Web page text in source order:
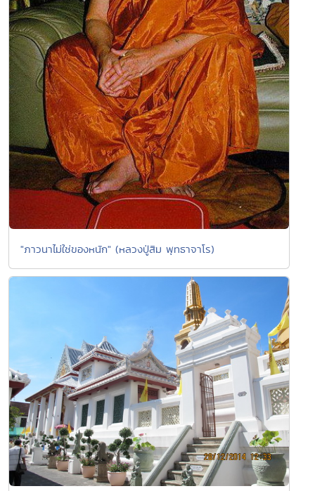
"ภาวนาไม่ใช่ของหนัก" (หลวงปู่สิม พุทธาจาโร)